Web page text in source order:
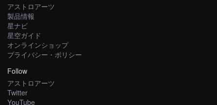
アストロアーツ
製品情報
星ナビ
星空ガイド
オンラインショップ
プライバシー・ポリシー
Follow
アストロアーツ
Twitter
YouTube